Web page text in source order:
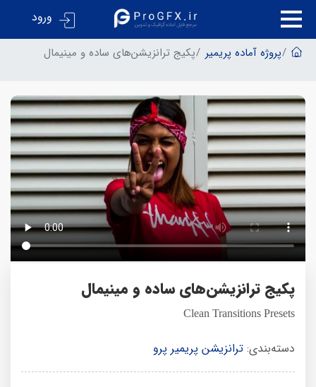
ورود
پروژه آماده پریمیر پکیج ترانزیشن‌های ساده و مینیمال
پکیج ترانزیشن‌های ساده و مینیمال
Clean Transitions Presets
دسته‌بندی: ترانزیشن پریمیر پرو